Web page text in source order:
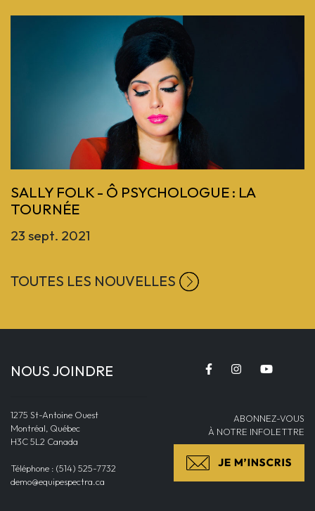
SALLY FOLK - Ô PSYCHOLOGUE : LA
TOURNÉE
23 sept. 2021
TOUTES LES NOUVELLES
NOUS JOINDRE
1275 St-Antoine Ouest
Montréal, Québec
H3C 5L2 Canada
Téléphone : (514) 525-7732
demo@equipespectra.ca
ABONNEZ-VOUS
À NOTRE INFOLETTRE